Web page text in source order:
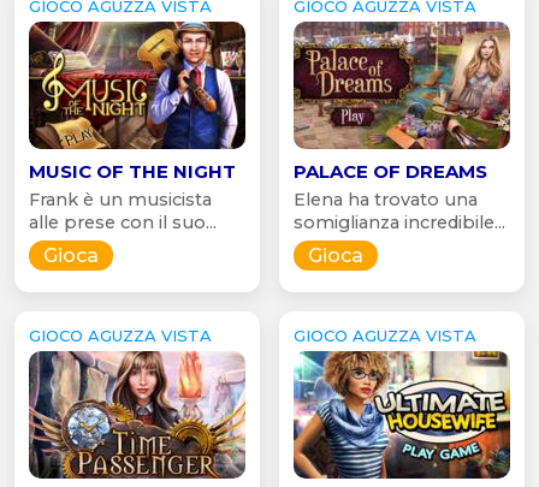
GIOCO AGUZZA VISTA
MUSIC OF THE NIGHT
Frank è un musicista
alle prese con il suo...
Gioca
GIOCO AGUZZA VISTA
PALACE OF DREAMS
Elena ha trovato una
somiglianza incredibile...
Gioca
GIOCO AGUZZA VISTA GIOCO AGUZZA VISTA